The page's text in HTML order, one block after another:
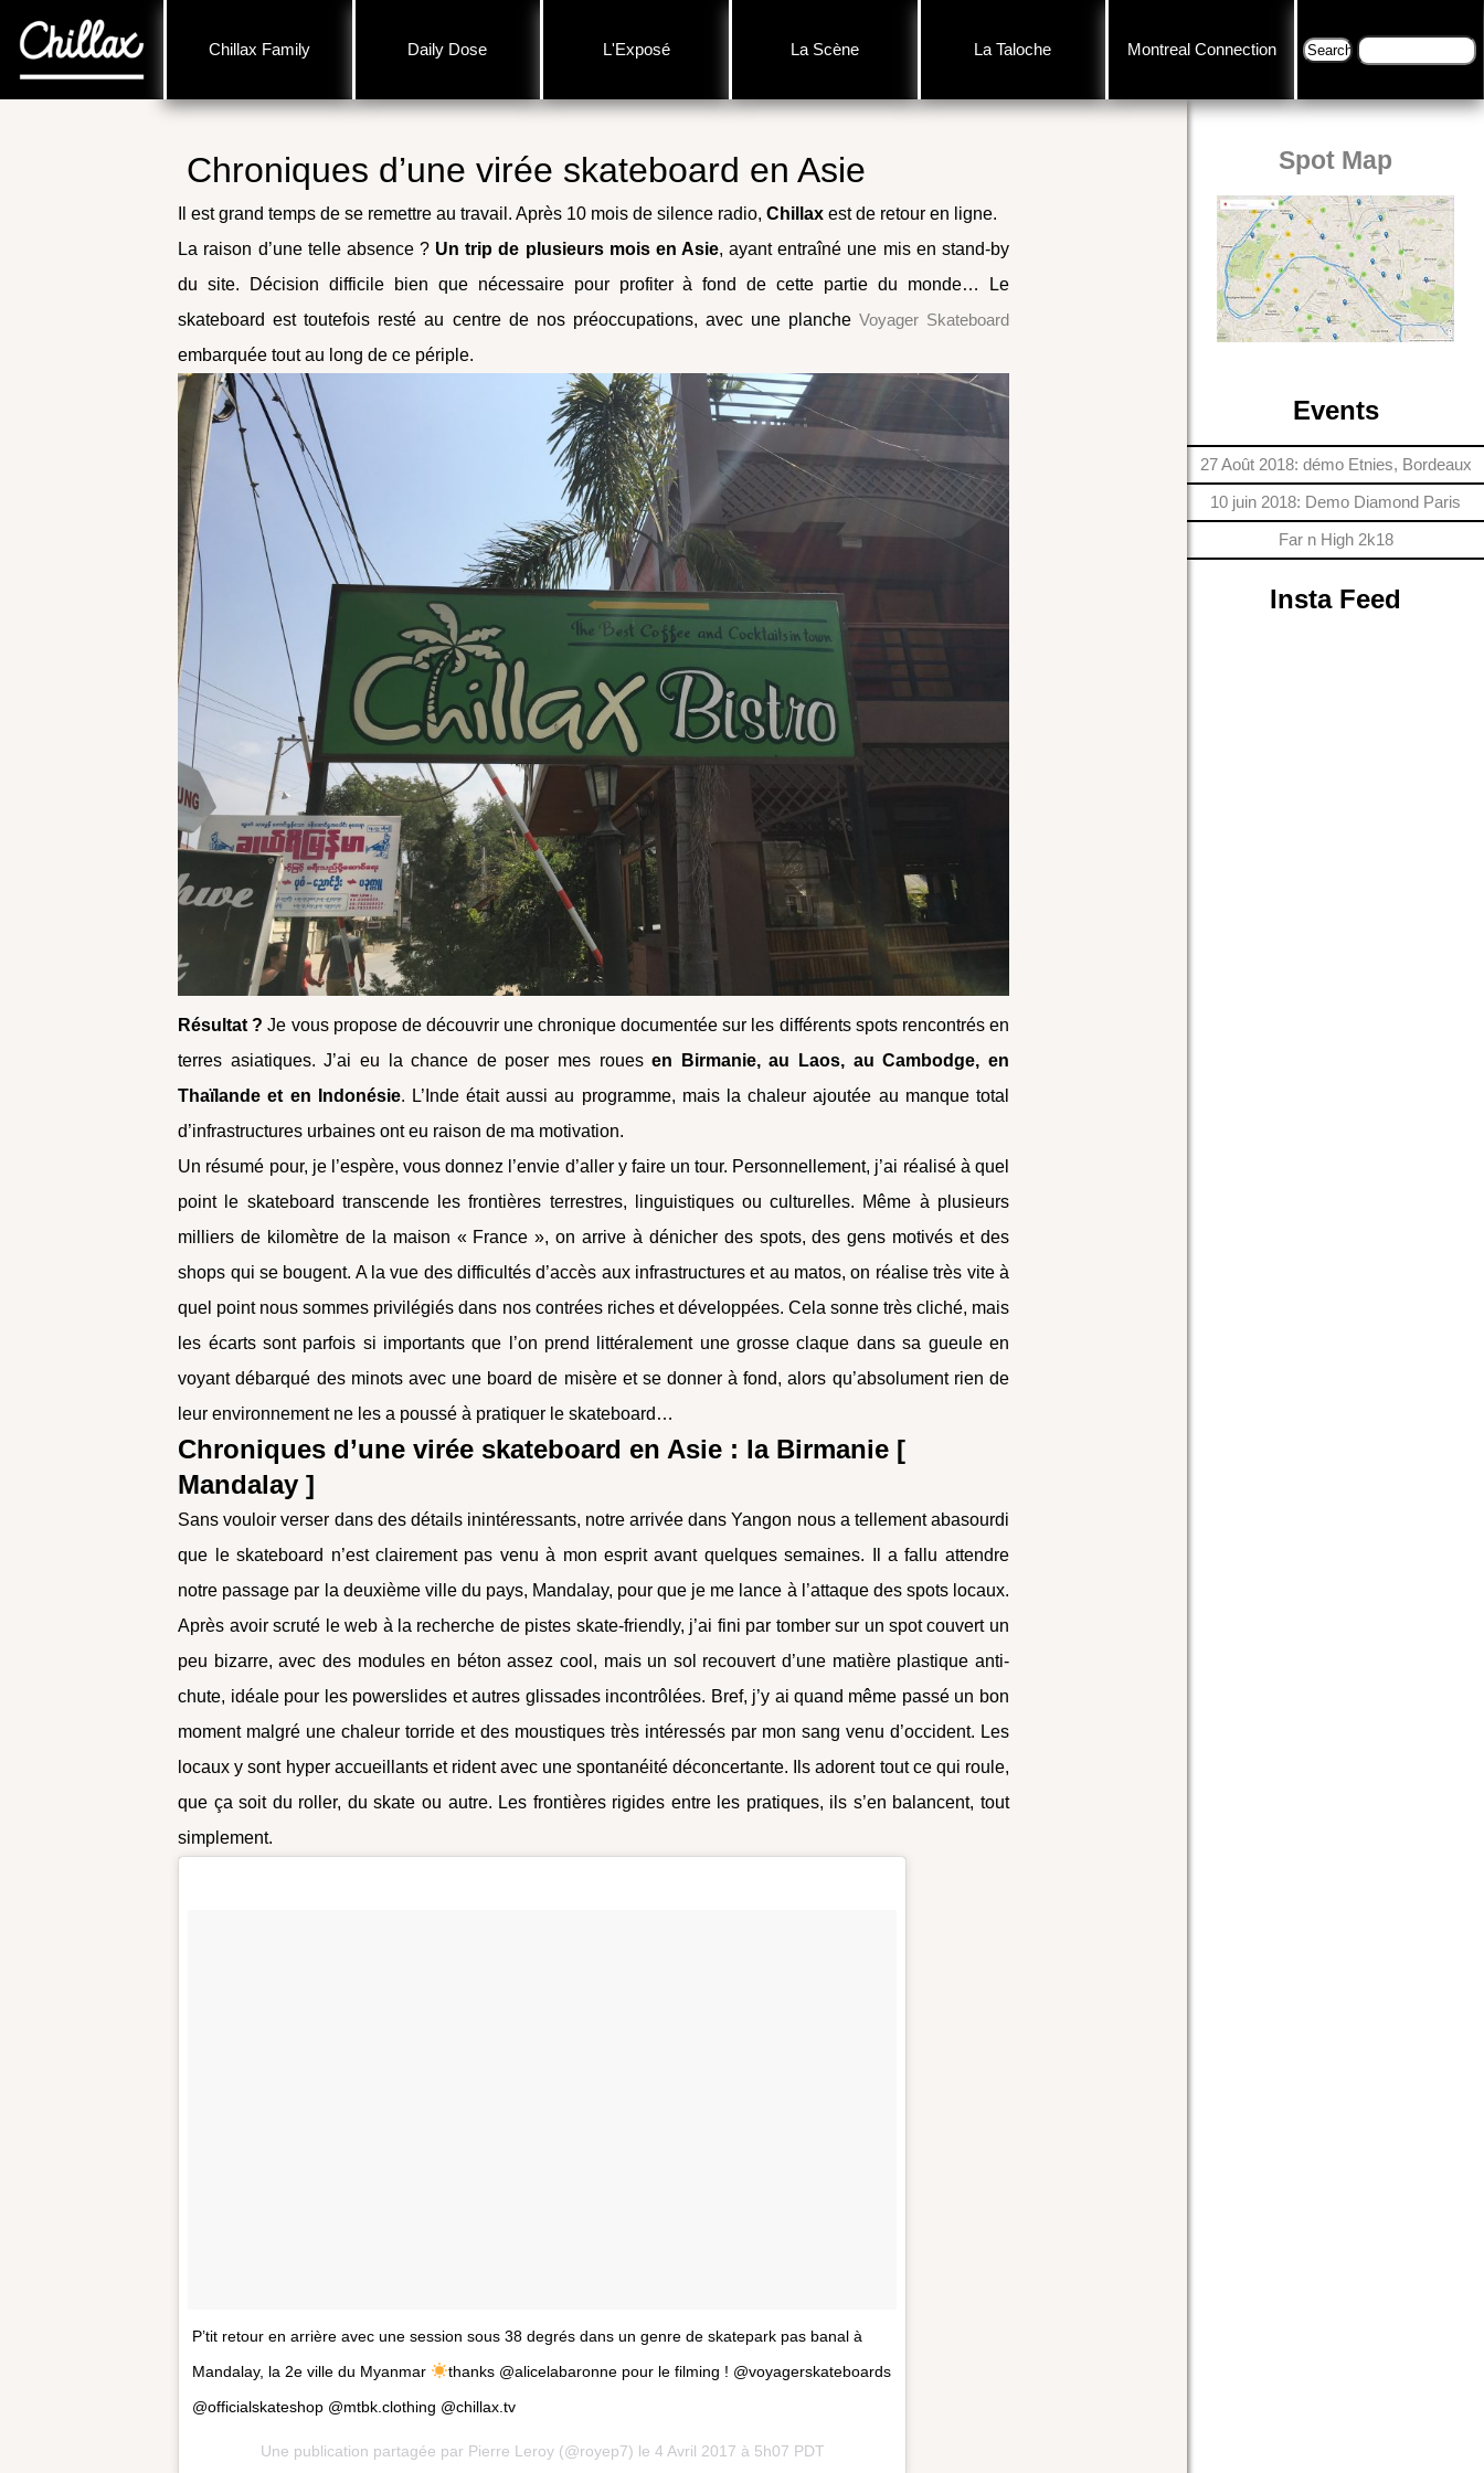
Chillax Family Daily Dose L'Exposé La Scène La Taloche Montreal Connection
Chroniques d’une virée skateboard en Asie
Il est grand temps de se remettre au travail. Après 10 mois de silence radio,Chillax est de retour en ligne.
La raison d’une telle absence ? Un trip de plusieurs mois en Asie, ayant entraîné une mis en stand-by
du site. Décision difficile bien que nécessaire pour profiter à fond de cette partie du monde… Le
skateboard est toutefois resté au centre de nos préoccupations, avec une planche Voyager Skateboard
embarquée tout au long de ce périple.
Résultat ? Je vous propose de découvrir une chronique documentée sur les différents spots rencontrés en
terres asiatiques. J’ai eu la chance de poser mes rouesen Birmanie, au Laos, au Cambodge, en
Thaïlande et en Indonésie. L’Inde était aussi au programme, mais la chaleur ajoutée au manque total
d’infrastructures urbaines ont eu raison de ma motivation.
Un résumé pour, je l’espère, vous donnez l’envie d’aller y faire un tour. Personnellement, j’ai réalisé à quel
point le skateboard transcende les frontières terrestres, linguistiques ou culturelles. Même à plusieurs
milliers de kilomètre de la maison « France », on arrive à dénicher des spots, des gens motivés et des
shops qui se bougent. A la vue des difficultés d’accès aux infrastructures et au matos, on réalise très vite à
quel point nous sommes privilégiés dans nos contrées riches et développées. Cela sonne très cliché, mais
les écarts sont parfois si importants que l’on prend littéralement une grosse claque dans sa gueule en
voyant débarqué des minots avec une board de misère et se donner à fond, alors qu’absolument rien de
leur environnement ne les a poussé à pratiquer le skateboard…
Chroniques d’une virée skateboard en Asie : la Birmanie [
Mandalay ]
Sans vouloir verser dans des détails inintéressants, notre arrivée dans Yangon nous a tellement abasourdi
que le skateboard n’est clairement pas venu à mon esprit avant quelques semaines. Il a fallu attendre
notre passage par la deuxième ville du pays, Mandalay, pour que je me lance à l’attaque des spots locaux.
Après avoir scruté le web à la recherche de pistes skate-friendly, j’ai fini par tomber sur un spot couvert un
peu bizarre, avec des modules en béton assez cool, mais un sol recouvert d’une matière plastique anti-
chute, idéale pour les powerslides et autres glissades incontrôlées. Bref, j’y ai quand même passé un bon
moment malgré une chaleur torride et des moustiques très intéressés par mon sang venu d’occident. Les
locaux y sont hyper accueillants et rident avec une spontanéité déconcertante. Ils adorent tout ce qui roule,
que ça soit du roller, du skate ou autre. Les frontières rigides entre les pratiques, ils s’en balancent, tout
simplement.
P’tit retour en arrière avec une session sous 38 degrés dans un genre de skatepark pas banal à
Mandalay, la 2e ville du Myanmar
thanks @alicelabaronne pour le filming ! @voyagerskateboards
@officialskateshop @mtbk.clothing @chillax.tv
Une publication partagée par Pierre Leroy (@royep7) le 4 Avril 2017 à 5h07 PDT
Spot Map
Events
27 Août 2018: démo Etnies, Bordeaux
10 juin 2018: Demo Diamond Paris
Far n High 2k18
Insta Feed